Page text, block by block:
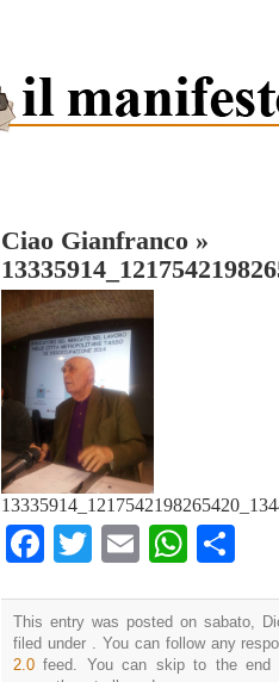
Ciao Gianfranco »
Facebook
TwitterEmail
This entry was posted on sabato,
filed under . You can follow any
2.0 feed. You can skip to the end